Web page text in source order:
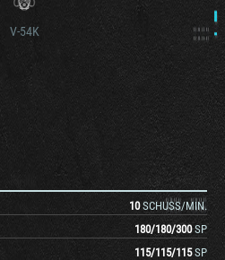
V-54K
10 SCHUSS/MIN.
180/180/300 SP
115/115/115 SP